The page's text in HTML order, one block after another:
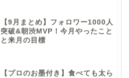
【9月まとめ】フォロワー1000人
突破&朝渋MVP！今月やったこと
と来月の目標
【プロのお墨付き】食べても太ら